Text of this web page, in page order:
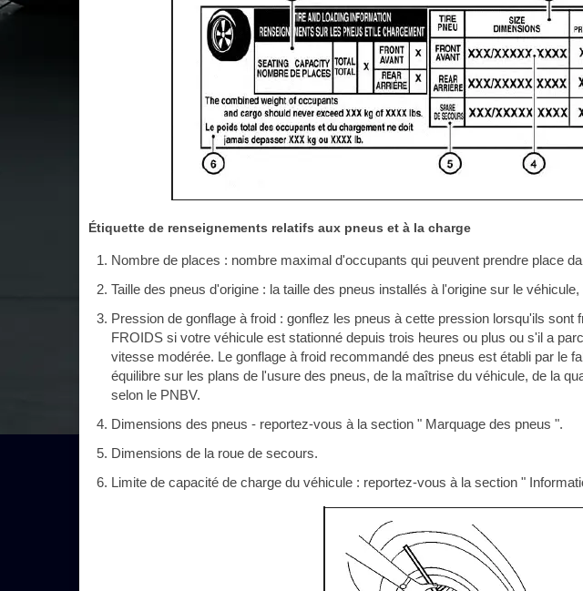
Étiquette de renseignements relatifs aux pneus et à la charge
Nombre de places : nombre maximal d'occupants qui peuvent prendre place
Taille des pneus d'origine : la taille des pneus installés à l'origine sur le véhicule,
Pression de gonflage à froid : gonflez les pneus à cette pression lorsqu'ils
FROIDS si votre véhicule est stationné depuis trois heures ou plus ou s'il a
vitesse modérée. Le gonflage à froid recommandé des pneus est établi par le
équilibre sur les plans de l'usure des pneus, de la maîtrise du véhicule, de la
selon le PNBV.
Dimensions des pneus - reportez-vous à la section " Marquage des pneus ".
Dimensions de la roue de secours.
Limite de capacité de charge du véhicule : reportez-vous à la section "